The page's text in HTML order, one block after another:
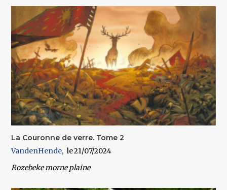
La Couronne de verre. Tome 2
VandenHende
21/07/2024
Rozebeke morne plaine